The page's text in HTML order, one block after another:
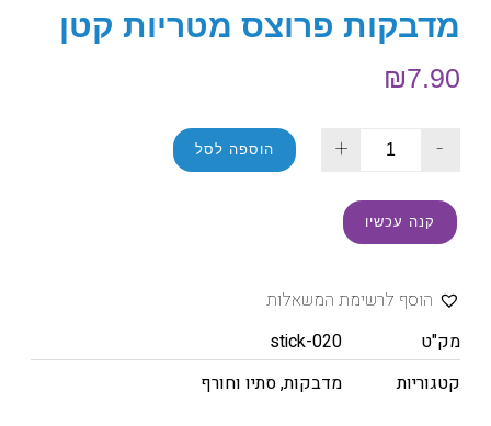
מדבקות פרוצס מטריות קטן
₪7.90
-
+ הוספה לסל
קנה עכשיו
הוסף לרשימת המשאלות
מק"ט
stick-020
קטגוריות
מדבקות,סתיו וחורף